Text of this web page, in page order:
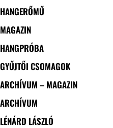
HANGERŐMŰ
MAGAZIN
HANGPRÓBA
GYŰJTŐI CSOMAGOK
ARCHÍVUM – MAGAZIN
ARCHÍVUM
LÉNÁRD LÁSZLÓ